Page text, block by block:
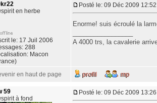
en herbe
le: 17 Juil 2006
288
Macon
Posté le: 09 Déc 2009 12:52
Enorme! suis écroulé la
A 4000 trs, la cavalerie
en haut de page
59
à fond
Posté le: 09 Déc 2009 13:26